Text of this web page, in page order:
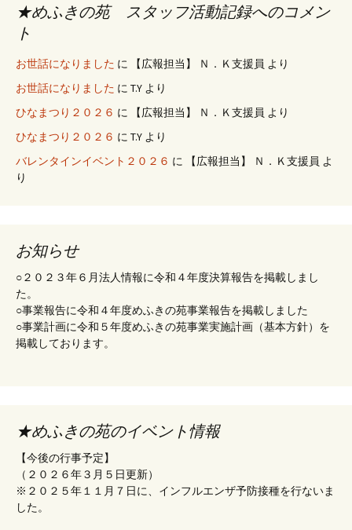
★めふきの苑 スタッフ活動記録へのコメン
ト
お世話になりました に 【広報担当】 Ｎ．Ｋ支援員 より
お世話になりました に T.Y より
ひなまつり２０２６ に 【広報担当】 Ｎ．Ｋ支援員 より
ひなまつり２０２６ に T.Y より
バレンタインイベント２０２６ に 【広報担当】 Ｎ．Ｋ支援員 よ
り
お知らせ
○２０２３年６月法人情報に令和４年度決算報告を掲載しまし
た。
○事業報告に令和４年度めふきの苑事業報告を掲載しました
○事業計画に令和５年度めふきの苑事業実施計画（基本方針）を
掲載しております。
★めふきの苑のイベント情報
【今後の行事予定】
（２０２６年３月５日更新）
※２０２５年１１月７日に、インフルエンザ予防接種を行ないま
した。